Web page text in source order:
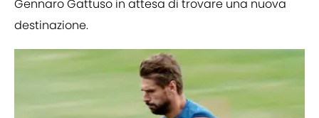
Gennaro Gattuso in attesa di trovare una nuova
destinazione.